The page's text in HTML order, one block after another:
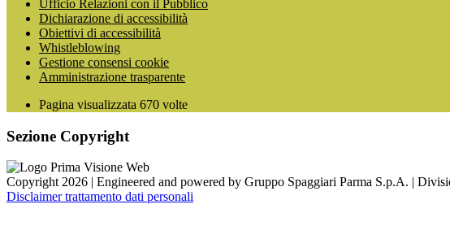
Ufficio Relazioni con il Pubblico
Dichiarazione di accessibilità
Obiettivi di accessibilità
Whistleblowing
Gestione consensi cookie
Amministrazione trasparente
Pagina visualizzata 670 volte
Sezione Copyright
Copyright 2026 | Engineered and powered by Gruppo Spaggiari Parma S.p.A. |
Disclaimer trattamento dati personali